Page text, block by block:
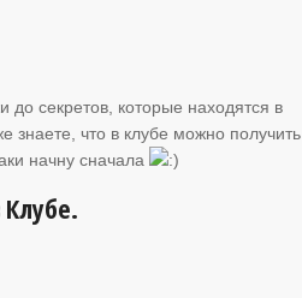
секретов, которые находятся в
знаете, что в клубе можно получить
начну сначала